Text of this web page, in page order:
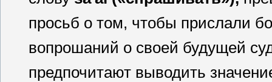
просьб о том, чтобы прислали
вопрошаний о своей будущей
предпочитают выводить